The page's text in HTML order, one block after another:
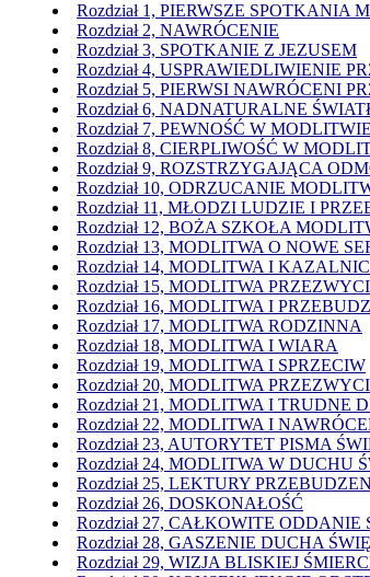
Rozdział 1, PIERWSZE SPOTKANIA
Rozdział 2, NAWRÓCENIE
Rozdział 3, SPOTKANIE Z JEZUSEM
Rozdział 4, USPRAWIEDLIWIENIE
Rozdział 5, PIERWSI NAWRÓCENI
Rozdział 6, NADNATURALNE
Rozdział 7, PEWNOŚĆ W MODLITWIE
Rozdział 8, CIERPLIWOŚĆ W
Rozdział 9, ROZSTRZYGAJĄCA
Rozdział 10, ODRZUCANIE
Rozdział 11, MŁODZI LUDZIE I
Rozdział 12, BOŻA SZKOŁA
Rozdział 13, MODLITWA O NOWE
Rozdział 14, MODLITWA I
Rozdział 15, MODLITWA
Rozdział 16, MODLITWA I
Rozdział 17, MODLITWA RODZINNA
Rozdział 18, MODLITWA I WIARA
Rozdział 19, MODLITWA I SPRZECIW
Rozdział 20, MODLITWA
Rozdział 21, MODLITWA I TRUDNE
Rozdział 22, MODLITWA I
Rozdział 23, AUTORYTET PISMA
Rozdział 24, MODLITWA W DUCHU
Rozdział 25, LEKTURY
Rozdział 26, DOSKONAŁOŚĆ
Rozdział 27, CAŁKOWITE ODDANIE
Rozdział 28, GASZENIE DUCHA
Rozdział 29, WIZJA BLISKIEJ